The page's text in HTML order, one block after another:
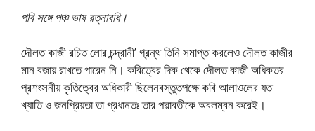
পবি সঙ্গে পঞ্চ ভাষ রত্নাবধি।
দৌলত কাজী রচিত লাের চন্দ্রানী’ গ্রন্থ তিনি সমাপ্ত করলেও দৌলত কাজীর
মান বজায় রাখতে পারেন নি। কবিত্বের দিক থেকে দৌলত কাজী অধিকতর
প্রশংসনীয় কৃতিত্বের অধিকারী ছিলেনবস্তুতপক্ষে কবি আলাওলের যত
খ্যাতি ও জনপ্রিয়তা তা প্রধানতঃ তার পদ্মাবতীকে অবলম্বন করেই।